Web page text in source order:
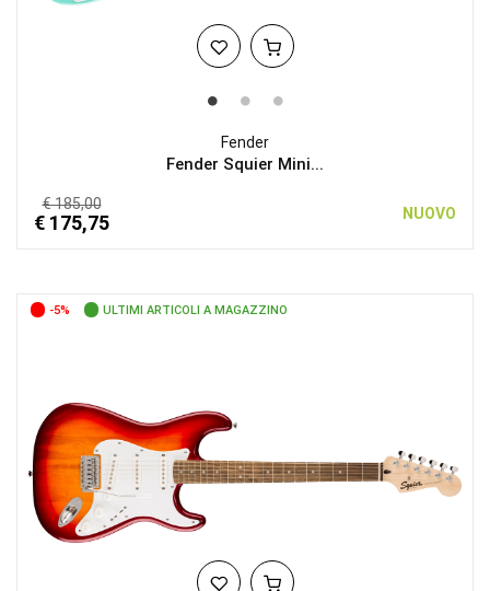
Fender
Fender Squier Mini...
€ 185,00
€ 175,75 NUOVO
-5% ULTIMI ARTICOLI A MAGAZZINO